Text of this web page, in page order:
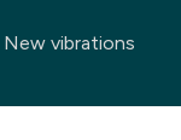
New vibrations